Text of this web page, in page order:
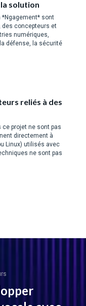
solution
*Ngagement* sont
des concepteurs et
numériques,
défense, la sécurité
reliés à des
projet ne sont pas
directement à
Linux) utilisés avec
ne sont pas